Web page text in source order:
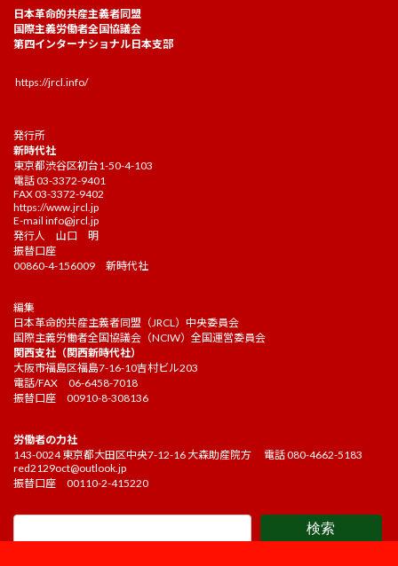
日本革命的共産主義者同盟
国際主義労働者全国協議会
第四インターナショナル日本支部
https://jrcl.info/
発行所
新時代社
東京都渋谷区初台1-50-4-103
電話 03-3372-9401
FAX 03-3372-9402
https://www.jrcl.jp
E-mail info@jrcl.jp
発行人 山口 明
振替口座
00860-4-156009 新時代社
編集
日本革命的共産主義者同盟（JRCL）中央委員会
国際主義労働者全国協議会（NCIW）全国運営委員会
関西支社（関西新時代社）
大阪市福島区福島7-16-10吉村ビル203
電話/FAX 06-6458-7018
振替口座 00910-8-308136
労働者の力社
143-0024 東京都大田区中央7-12-16 大森助産院方 電話 080-4662-5183
red2129oct@outlook.jp
振替口座 00110-2-415220
検索